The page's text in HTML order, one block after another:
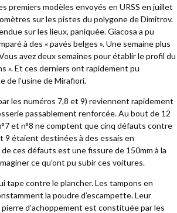
premiers modèles envoyés en URSS en juillet
sur les pistes du polygone de Dimitrov.
sur les lieux, paniquée. Giacosa a pu
à des « pavés belges ». Une semaine plus
avez deux semaines pour établir le profil du
». Et ces derniers ont rapidement pu
de l’usine de Mirafiori.
les numéros 7,8 et 9) reviennent rapidement
passablement renforcée. Au bout de 12
et n°8 ne comptent que cinq défauts contre
9 étaient destinées à des essais en
ces défauts est une fissure de 150mm à la
ce qu’ont pu subir ces voitures.
tape contre le plancher. Les tampons en
la poudre d’escampette. Leur
d’achoppement est constituée par les